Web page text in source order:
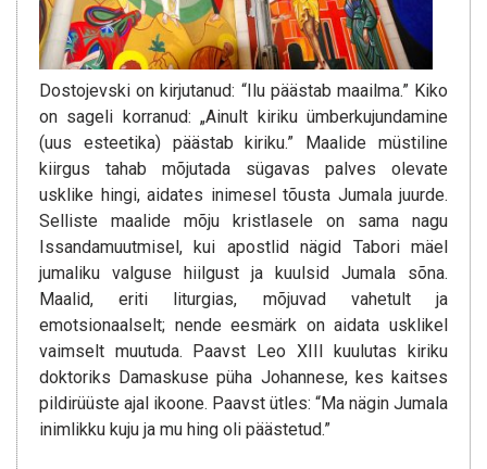
Dostojevski on kirjutanud: “Ilu päästab maailma.” Kiko
on sageli korranud: „Ainult kiriku ümberkujundamine
(uus esteetika) päästab kiriku.” Maalide müstiline
kiirgus tahab mõjutada sügavas palves olevate
usklike hingi, aidates inimesel tõusta Jumala juurde.
Selliste maalide mõju kristlasele on sama nagu
Issandamuutmisel, kui apostlid nägid Tabori mäel
jumaliku valguse hiilgust ja kuulsid Jumala sõna.
Maalid, eriti liturgias, mõjuvad vahetult ja
emotsionaalselt; nende eesmärk on aidata usklikel
vaimselt muutuda. Paavst Leo XIII kuulutas kiriku
doktoriks Damaskuse püha Johannese, kes kaitses
pildirüüste ajal ikoone. Paavst ütles: “Ma nägin Jumala
inimlikku kuju ja mu hing oli päästetud.”